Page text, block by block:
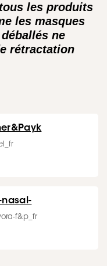
les produits
les masques
ne
rétractation
f&p_fr